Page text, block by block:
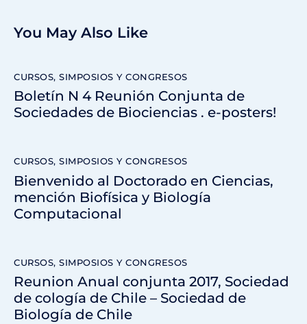
You May Also Like
CURSOS, SIMPOSIOS Y CONGRESOS
Boletín N 4 Reunión Conjunta de
Sociedades de Biociencias . e-posters!
CURSOS, SIMPOSIOS Y CONGRESOS
Bienvenido al Doctorado en Ciencias,
mención Biofísica y Biología
Computacional
CURSOS, SIMPOSIOS Y CONGRESOS
Reunion Anual conjunta 2017, Sociedad
de cología de Chile – Sociedad de
Biología de Chile